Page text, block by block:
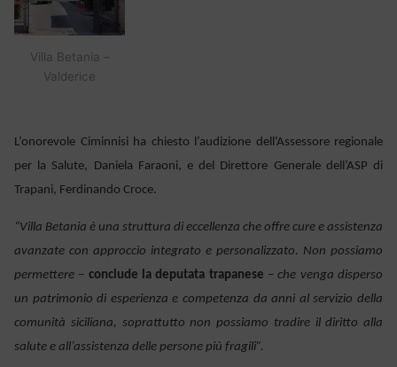
Villa Betania –
Valderice
L’onorevole Ciminnisi ha chiesto l’audizione dell’Assessore regionale
per la Salute, Daniela Faraoni, e del Direttore Generale dell’ASP di
Trapani, Ferdinando Croce.
“Villa Betania è una struttura di eccellenza che offre cure e assistenza
avanzate con approccio integrato e personalizzato. Non possiamo
permettere – conclude la deputata trapanese – che venga disperso
un patrimonio di esperienza e competenza da anni al servizio della
comunità siciliana, soprattutto non possiamo tradire il diritto alla
salute e all’assistenza delle persone più fragili”.